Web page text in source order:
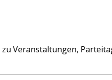
Veranstaltungen,